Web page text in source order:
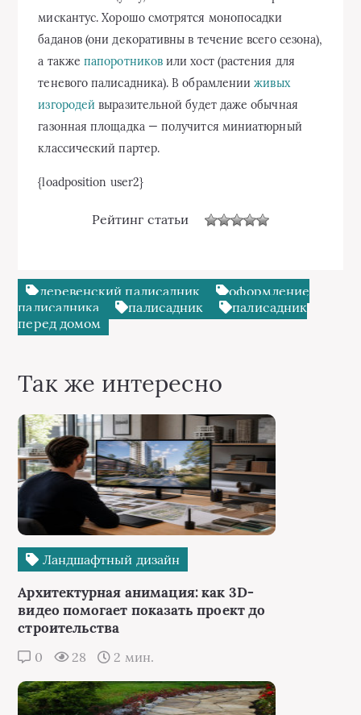
мискантус. Хорошо смотрятся монопосадки
баданов (они декоративны в течение всего сезона),
а такжепапоротников или хост (растения для
теневого палисадника). В обрамленииживых
изгородей выразительной будет даже обычная
газонная площадка — получится миниатюрный
классический партер.
{loadposition user2}
Рейтинг статьи
деревенский палисадник
оформление
палисадника
палисадник
палисадник
перед домом
Так же интересно
Ландшафтный дизайн
Архитектурная анимация: как 3D-
видео помогает показать проект до
строительства
0 28 2 мин.